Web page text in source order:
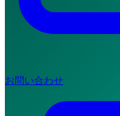
お問い合わせ